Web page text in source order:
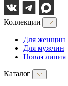
Коллекции
Для женщин
Для мужчин
Новая линия
Каталог